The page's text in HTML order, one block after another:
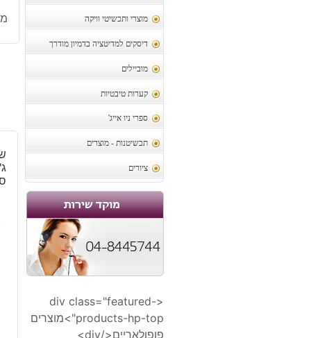
מוצרי ותכשיטי וויקה
דיסקים למדיטציה בדמיון מודרך
מוביילים
קערות טיבטיות
ספרי ניו אייג'
תכשיטנות - מוצרים
ציורים
<div class="featured-
products-hp-top">מוצרים
פופולאריים</div>